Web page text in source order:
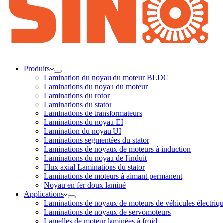
Produits
Lamination du noyau du moteur BLDC
Laminations du noyau du moteur
Laminations du rotor
Laminations du stator
Laminations de transformateurs
Laminations du noyau EI
Lamination du noyau UI
Laminations segmentées du stator
Laminations de noyaux de moteurs à induction
Laminations du noyau de l'induit
Flux axial Laminations du stator
Laminations de moteurs à aimant permanent
Noyau en fer doux laminé
Applications
Laminations de noyaux de moteurs de véhicules
Laminations de noyaux de servomoteurs
Lamelles de moteur laminées à froid